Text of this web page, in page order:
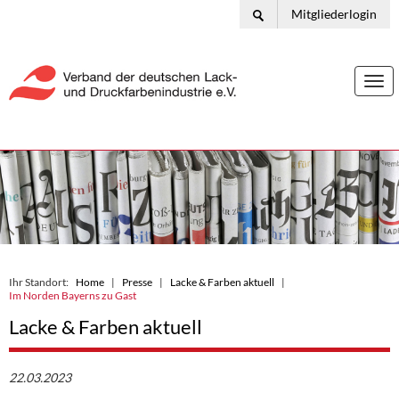
Mitgliederlogin
Ihr Standort: Home Presse
Lacke & Farben aktuell
Im Norden Bayerns zu Gast
Lacke & Farben aktuell
22.03.2023